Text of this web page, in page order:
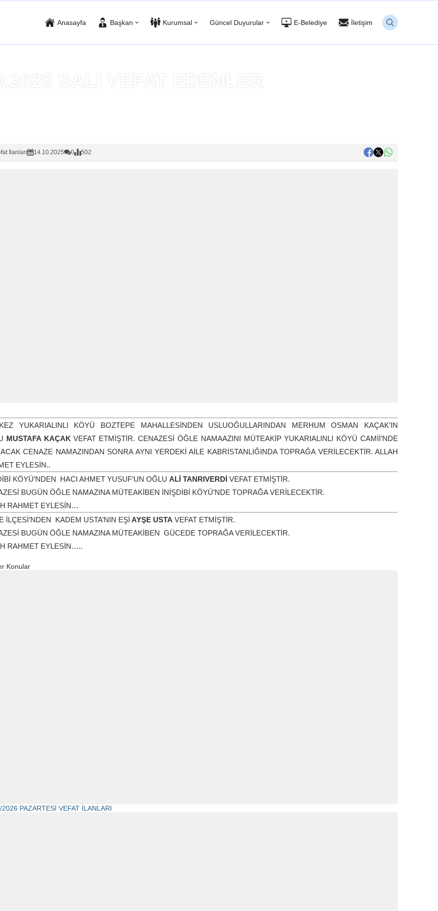
Anasayfa Başkan Kurumsal Güncel Duyurular E-Belediye İletişim
SALI VEFAT EDENLER
İlanları 14.10.2025 0 502
YUKARIALINLI KÖYÜ BOZTEPE MAHALLESİNDEN USLUOĞULLARINDAN MERHUM OSMAN KAÇAK’IN
MUSTAFA KAÇAKVEFAT ETMİŞTİR. CENAZESİ ÖĞLE NAMAAZINI MÜTEAKİP YUKARIALINLI KÖYÜ CAMİİ’NDE
CENAZE NAMAZINDAN SONRA AYNI YERDEKİ AİLE KABRİSTANLIĞINDA TOPRAĞA VERİLECEKTİR. ALLAH
EYLESİN..
KÖYÜ’NDEN HACI AHMET YUSUF’UN OĞLU ALİ TANRIVERDİ VEFAT ETMİŞTİR.
BUGÜN ÖĞLE NAMAZINA MÜTEAKİBEN İNİŞDİBİ KÖYÜ’NDE TOPRAĞA VERİLECEKTİR.
RAHMET EYLESİN…
İLÇESİ’NDEN KADEM USTA’NIN EŞİ AYŞE USTA VEFAT ETMİŞTİR.
BUGÜN ÖĞLE NAMAZINA MÜTEAKİBEN GÜCEDE TOPRAĞA VERİLECEKTİR.
RAHMET EYLESİN…..
Konular
PAZARTESİ VEFAT İLANLARI